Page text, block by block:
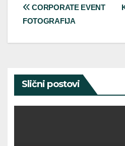
Post
CORPORATE EVENT
FOTOGRAFIJA
Slični postovi